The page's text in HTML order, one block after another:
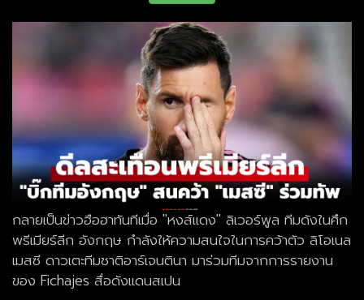
กลายเป็นข่าวฮือฮาทันทีเมื่อ "หงส์แดง" ลิเวอร์พูล ทีมดังในศึก
พรีเมียร์ลีก อังกฤษ กำลังให้ความสนใจในการคว้าตัว ลิโอเนล
เมสซี ดาวเตะทีมชาติอาร์เจนตินา มาร่วมทีมจากการรายงาน
ของ Fichajes สื่อดังแดนสเปน